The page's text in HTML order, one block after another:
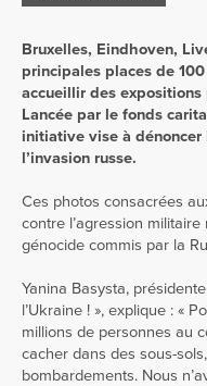
Bruxelles, Eindhoven,
principales places de
accueillir des
Lancée par le fonds
initiative vise à dénoncer
l’invasion russe.
Ces photos consacrées
contre l’agression
génocide commis par la
Yanina Basysta,
l’Ukraine ! », explique : «
millions de personnes au
cacher dans des sous-
bombardements. Nous